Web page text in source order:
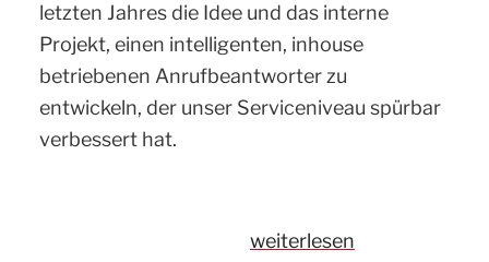
letzten Jahres die Idee und das interne
Projekt, einen intelligenten, inhouse
betriebenen Anrufbeantworter zu
entwickeln, der unser Serviceniveau spürbar
verbessert hat.
„Per
weiterlesen